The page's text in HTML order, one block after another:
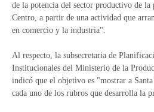
de la potencia del sector productivo de
Centro, a partir de una actividad que
en comercio y la industria".
Al respecto, la subsecretaria de
Institucionales del Ministerio de la
indicó que el objetivo es "mostrar a
cada uno de los rubros que desarrolla la